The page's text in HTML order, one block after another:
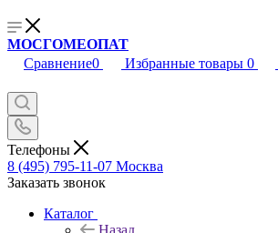
МОСГОМЕОПАТ
Сравнение0 Избранные товары 0
Телефоны
8 (495) 795-11-07 Москва
Заказать звонок
Каталог
Назад